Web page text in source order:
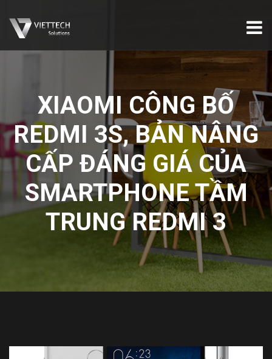
XIAOMI CÔNG BỐ
REDMI 3S, BẢN NÂNG
CẤP ĐÁNG GIÁ CỦA
SMARTPHONE TẦM
TRUNG REDMI 3